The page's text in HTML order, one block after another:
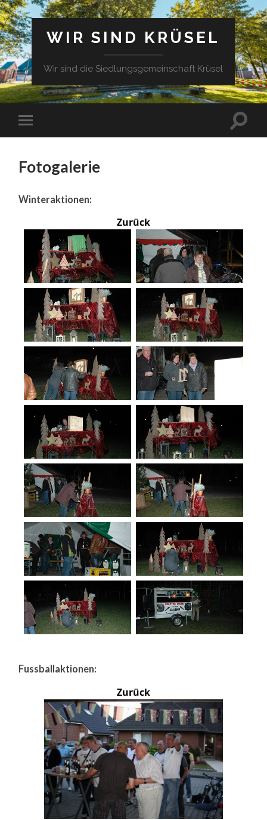
WIR SIND KRÜSEL
Wir sind die Siedlungsgemeinschaft Krüsel
Fotogalerie
Winteraktionen:
Zurück
Fussballaktionen:
Zurück